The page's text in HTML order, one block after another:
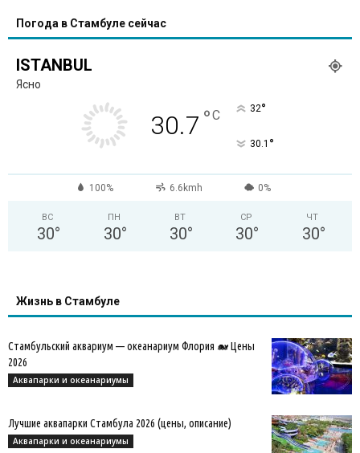
Погода в Стамбуле сейчас
ISTANBUL
Ясно
30.7 °C 32°
30.1 °
100% 6.6kmh 0%
ВС
30°
ПН
30°
ВТ
30°
СР
30°
ЧТ
30°
Жизнь в Стамбуле
Стамбульский аквариум — океанариум Флория 🐋 Цены
2026
Аквапарки и океанариумы
Лучшие аквапарки Стамбула 2026 (цены, описание)
Аквапарки и океанариумы